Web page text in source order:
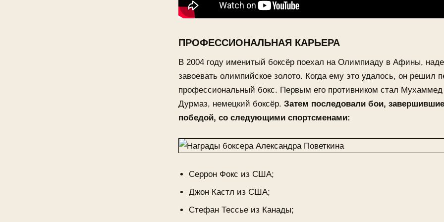
ПРОФЕССИОНАЛЬНАЯ КАРЬЕРА
В 2004 году именитый боксёр поехал на Олимпиаду в Афины,
завоевать олимпийское золото. Когда ему это удалось, он решил
профессиональный бокс. Первым его противником стал
Дурмаз, немецкий боксёр. Затем последовали бои,
победой, со следующими спортсменами:
Серрон Фокс из США;
Джон Кастл из США;
Стефан Тессье из Канады;